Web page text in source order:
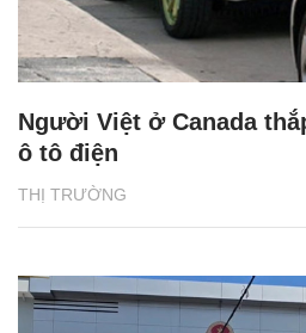
THỊ TRƯỜNG
Người Việt ở Canada
ô tô điện